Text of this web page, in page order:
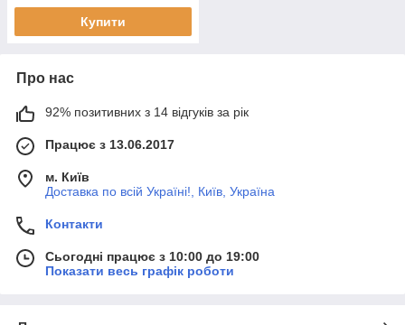
Купити
Про нас
92% позитивних з 14 відгуків за рік
Працює з 13.06.2017
м. Київ
Доставка по всій Україні!, Київ, Україна
Контакти
Сьогодні працює з 10:00 до 19:00
Показати весь графік роботи